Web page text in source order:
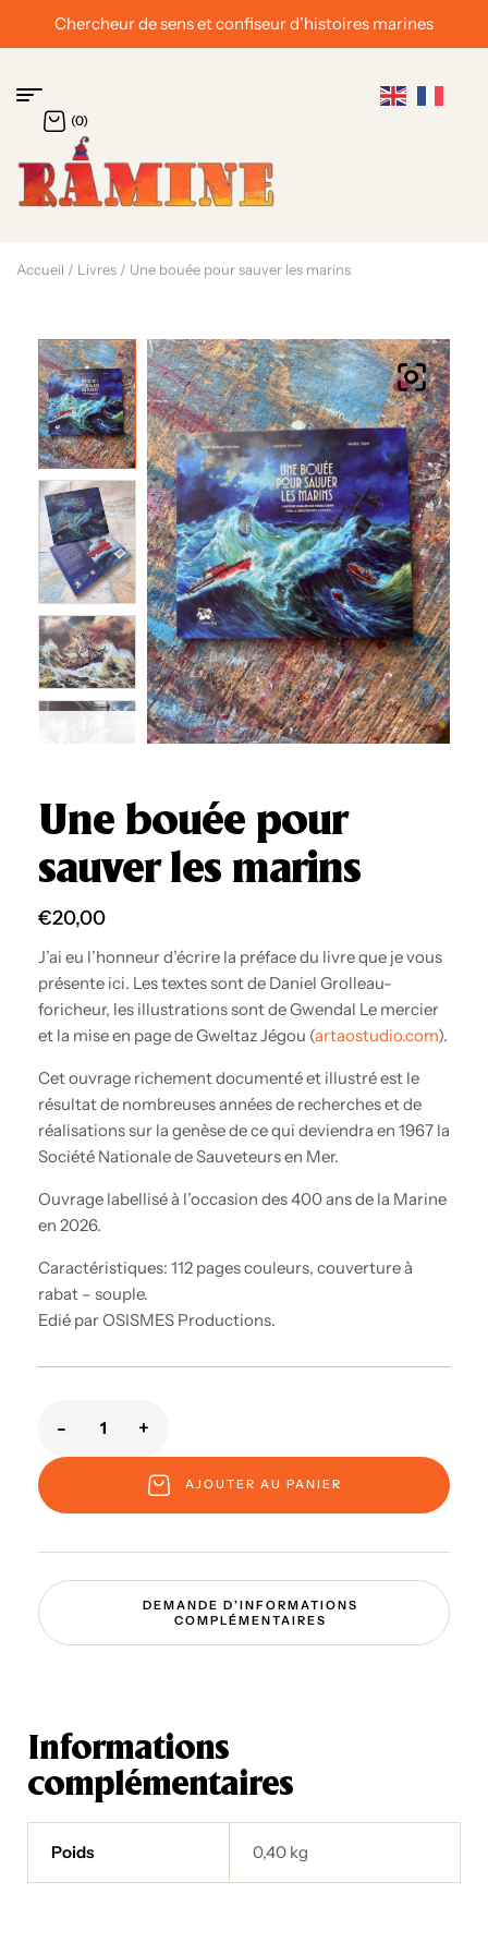
marines Chevalier de l’ordre du Mérite
(0)
Accueil / Livres / Une bouée pour sauver les marins
Une bouée pour
sauver les marins
€20,00
J’ai eu l’honneur d’écrire la préface du livre que je vous
présente ici. Les textes sont de Daniel Grolleau-
foricheur, les illustrations sont de Gwendal Le mercier
et la mise en page de Gweltaz Jégou (artaostudio.com).
Cet ouvrage richement documenté et illustré est le
résultat de nombreuses années de recherches et de
réalisations sur la genèse de ce qui deviendra en 1967 la
Société Nationale de Sauveteurs en Mer.
Ouvrage labellisé à l’occasion des 400 ans de la Marine
en 2026.
Caractéristiques: 112 pages couleurs, couverture à
rabat – souple.
Edié par OSISMES Productions.
- +
AJOUTER AU PANIER
DEMANDE D’INFORMATIONS
COMPLÉMENTAIRES
Informations
complémentaires
Poids 0,40 kg